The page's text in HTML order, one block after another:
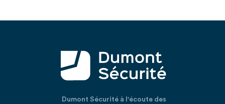
Dumont Sécurité à l'écoute des